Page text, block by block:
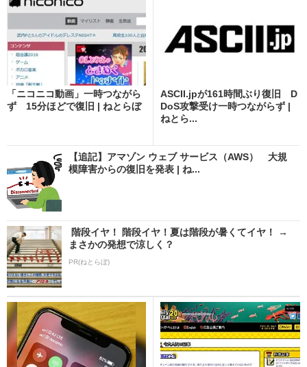
「ニコニコ動画」一時つながら
ず 15分ほどで復旧 | ねとらぼ
ASCII.jpが161時間ぶり復旧 D
DoS攻撃受け一時つながらず |
ねとら...
【追記】アマゾン ウェブ サービス（AWS） 大規
模障害からの復旧を発表 | ね...
階段イヤ！ 階段イヤ！夏は階段が暑くてイヤ！ →
まさかの発想で涼しく？
PR(ねとらぼ)